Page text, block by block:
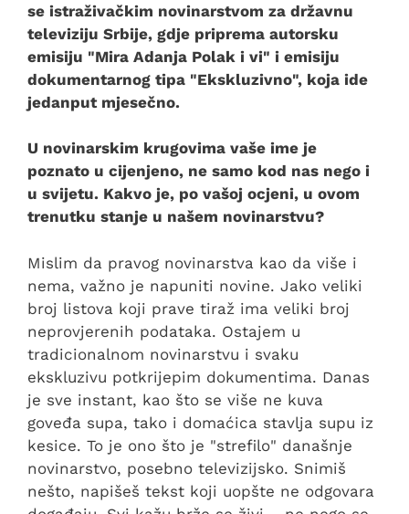
se istraživačkim novinarstvom za državnu
televiziju Srbije, gdje priprema autorsku
emisiju "Mira Adanja Polak i vi" i emisiju
dokumentarnog tipa "Ekskluzivno", koja ide
jedanput mjesečno.
U novinarskim krugovima vaše ime je
poznato u cijenjeno, ne samo kod nas nego i
u svijetu. Kakvo je, po vašoj ocjeni, u ovom
trenutku stanje u našem novinarstvu?
Mislim da pravog novinarstva kao da više i
nema, važno je napuniti novine. Jako veliki
broj listova koji prave tiraž ima veliki broj
neprovjerenih podataka. Ostajem u
tradicionalnom novinarstvu i svaku
ekskluzivu potkrijepim dokumentima. Danas
je sve instant, kao što se više ne kuva
goveđa supa, tako i domaćica stavlja supu iz
kesice. To je ono što je "strefilo" današnje
novinarstvo, posebno televizijsko. Snimiš
nešto, napišeš tekst koji uopšte ne odgovara